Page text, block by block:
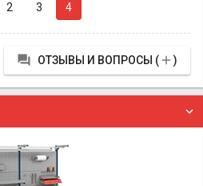
2 3 4
 ОТЗЫВЫ И ВОПРОСЫ ()